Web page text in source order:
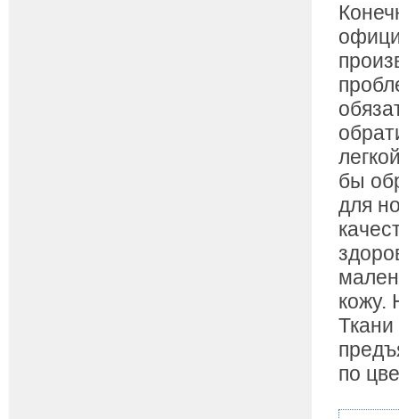
бы
для
кожу.
по